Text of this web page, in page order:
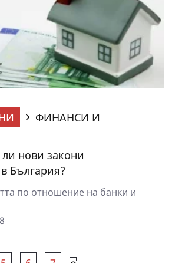
ФИНАНСИ И
нови закони
България?
по отношение на банки и